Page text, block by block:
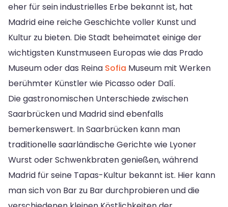
eher für sein industrielles Erbe bekannt ist, hat
Madrid eine reiche Geschichte voller Kunst und
Kultur zu bieten. Die Stadt beheimatet einige der
wichtigsten Kunstmuseen Europas wie das Prado
Museum oder das Reina Sofia Museum mit Werken
berühmter Künstler wie Picasso oder Dalí.
Die gastronomischen Unterschiede zwischen
Saarbrücken und Madrid sind ebenfalls
bemerkenswert. In Saarbrücken kann man
traditionelle saarländische Gerichte wie Lyoner
Wurst oder Schwenkbraten genießen, während
Madrid für seine Tapas-Kultur bekannt ist. Hier kann
man sich von Bar zu Bar durchprobieren und die